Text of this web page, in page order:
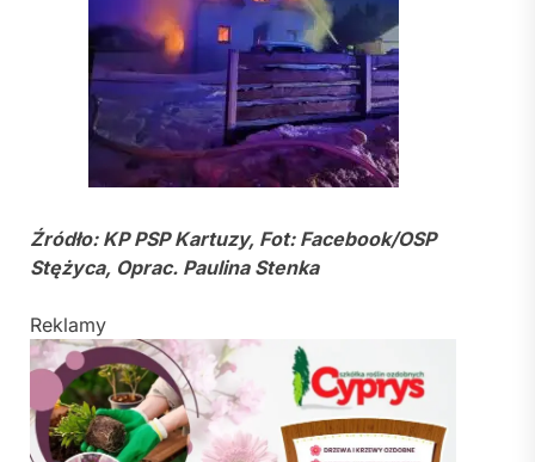
Źródło: KP PSP Kartuzy, Fot: Facebook/OSP
Stężyca, Oprac. Paulina Stenka
Reklamy